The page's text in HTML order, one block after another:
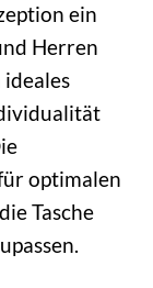
ein
Herren
optimalen
Tasche